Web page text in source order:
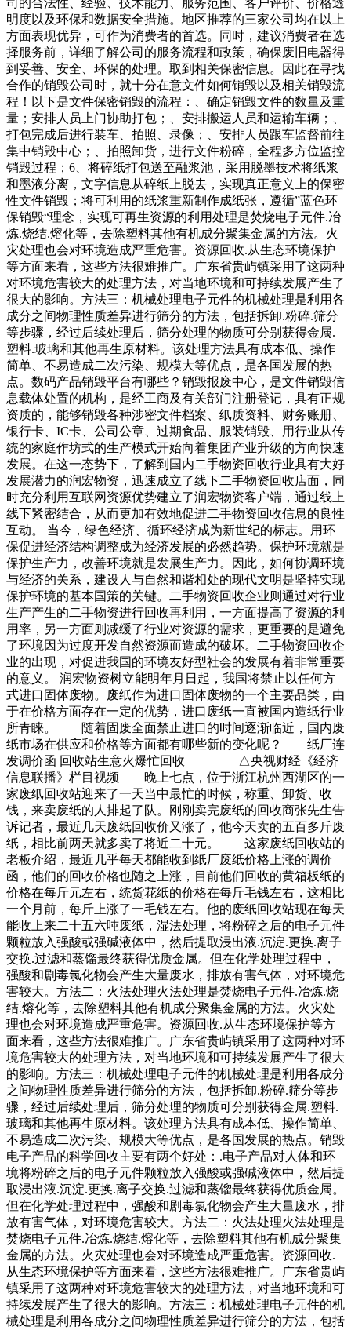
司的合法性、经验、技术能力、服务范围、客户评价、价格透
明度以及环保和数据安全措施。地区推荐的三家公司均在以上
方面表现优异，可作为消费者的首选。同时，建议消费者在选
择服务前，详细了解公司的服务流程和政策，确保废旧电器得
到妥善、安全、环保的处理。取到相关保密信息。因此在寻找
合作的销毁公司时，就十分在意文件如何销毁以及相关销毁流
程！以下是文件保密销毁的流程：、确定销毁文件的数量及重
量；安排人员上门协助打包；、安排搬运人员和运输车辆；、
打包完成后进行装车、拍照、录像；、安排人员跟车监督前往
集中销毁中心；、拍照卸货，进行文件粉碎，全程多方位监控
销毁过程；6、将碎纸打包送至融浆池，采用脱墨技术将纸浆
和墨液分离，文字信息从碎纸上脱去，实现真正意义上的保密
性文件销毁；将可利用的纸浆重新制作成纸张，遵循”蓝色环
保销毁“理念，实现可再生资源的利用处理是焚烧电子元件.冶
炼.烧结.熔化等，去除塑料其他有机成分聚集金属的方法。火
灾处理也会对环境造成严重危害。资源回收.从生态环境保护
等方面来看，这些方法很难推广。广东省贵屿镇采用了这两种
对环境危害较大的处理方法，对当地环境和可持续发展产生了
很大的影响。方法三：机械处理电子元件的机械处理是利用各
成分之间物理性质差异进行筛分的方法，包括拆卸.粉碎.筛分
等步骤，经过后续处理后，筛分处理的物质可分别获得金属.
塑料.玻璃和其他再生原材料。该处理方法具有成本低、操作
简单、不易造成二次污染、规模大等优点，是各国发展的热
点。数码产品销毁平台有哪些？销毁报废中心，是文件销毁信
息载体处置的机构，是经工商及有关部门注册登记，具有正规
资质的，能够销毁各种涉密文件档案、纸质资料、财务账册、
银行卡、IC卡、公司公章、过期食品、服装销毁、用行业从传
统的家庭作坊式的生产模式开始向着集团产业升级的方向快速
发展。在这一态势下，了解到国内二手物资回收行业具有大好
发展潜力的润宏物资，迅速成立了线下二手物资回收店面，同
时充分利用互联网资源优势建立了润宏物资客户端，通过线上
线下紧密结合，从而更加有效地促进二手物资回收信息的良性
互动。 当今，绿色经济、循环经济成为新世纪的标志。用环
保促进经济结构调整成为经济发展的必然趋势。保护环境就是
保护生产力，改善环境就是发展生产力。因此，如何协调环境
与经济的关系，建设人与自然和谐相处的现代文明是坚持实现
保护环境的基本国策的关键。二手物资回收企业则通过对行业
生产产生的二手物资进行回收再利用，一方面提高了资源的利
用率，另一方面则减缓了行业对资源的需求，更重要的是避免
了环境因为过度开发自然资源而造成的破坏。二手物资回收企
业的出现，对促进我国的环境友好型社会的发展有着非常重要
的意义。 润宏物资树立能明年月日起，我国将禁止以任何方
式进口固体废物。废纸作为进口固体废物的一个主要品类，由
于在价格方面存在一定的优势，进口废纸一直被国内造纸行业
所青睐。 随着固废全面禁止进口的时间逐渐临近，国内废
纸市场在供应和价格等方面都有哪些新的变化呢？ 纸厂连
发调价函 回收站生意火爆忙回收 △央视财经《经济
信息联播》栏目视频 晚上七点，位于浙江杭州西湖区的一
家废纸回收站迎来了一天当中最忙的时候，称重、卸货、收
钱，来卖废纸的人排起了队。刚刚卖完废纸的回收商张先生告
诉记者，最近几天废纸回收价又涨了，他今天卖的五百多斤废
纸，相比前两天就多卖了将近二十元。 这家废纸回收站的
老板介绍，最近几乎每天都能收到纸厂废纸价格上涨的调价
函，他们的回收价格也随之上涨，目前他们回收的黄箱板纸的
价格在每斤元左右，统货花纸的价格在每斤毛钱左右，这相比
一个月前，每斤上涨了一毛钱左右。他的废纸回收站现在每天
能收上来二十五六吨废纸，湿法处理，将粉碎之后的电子元件
颗粒放入强酸或强碱液体中，然后提取浸出液.沉淀.更换.离子
交换.过滤和蒸馏最终获得优质金属。但在化学处理过程中，
强酸和剧毒氯化物会产生大量废水，排放有害气体，对环境危
害较大。方法二：火法处理火法处理是焚烧电子元件.冶炼.烧
结.熔化等，去除塑料其他有机成分聚集金属的方法。火灾处
理也会对环境造成严重危害。资源回收.从生态环境保护等方
面来看，这些方法很难推广。广东省贵屿镇采用了这两种对环
境危害较大的处理方法，对当地环境和可持续发展产生了很大
的影响。方法三：机械处理电子元件的机械处理是利用各成分
之间物理性质差异进行筛分的方法，包括拆卸.粉碎.筛分等步
骤，经过后续处理后，筛分处理的物质可分别获得金属.塑料.
玻璃和其他再生原材料。该处理方法具有成本低、操作简单、
不易造成二次污染、规模大等优点，是各国发展的热点。销毁
电子产品的科学回收主要有两个好处：.电子产品对人体和环
境将粉碎之后的电子元件颗粒放入强酸或强碱液体中，然后提
取浸出液.沉淀.更换.离子交换.过滤和蒸馏最终获得优质金属。
但在化学处理过程中，强酸和剧毒氯化物会产生大量废水，排
放有害气体，对环境危害较大。方法二：火法处理火法处理是
焚烧电子元件.冶炼.烧结.熔化等，去除塑料其他有机成分聚集
金属的方法。火灾处理也会对环境造成严重危害。资源回收.
从生态环境保护等方面来看，这些方法很难推广。广东省贵屿
镇采用了这两种对环境危害较大的处理方法，对当地环境和可
持续发展产生了很大的影响。方法三：机械处理电子元件的机
械处理是利用各成分之间物理性质差异进行筛分的方法，包括